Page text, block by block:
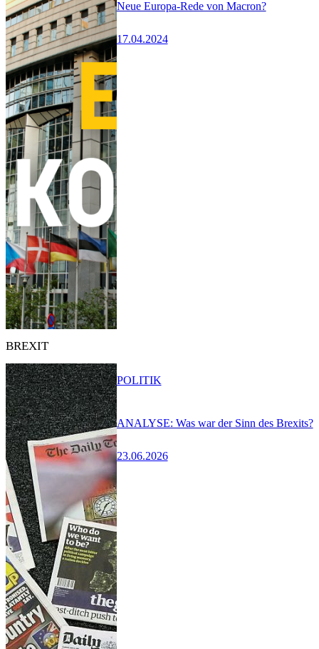
Neue Europa-Rede von Macron?
17.04.2024
BREXIT
ANALYSE: Was war der Sinn des Brexits?
23.06.2026
POLITIK